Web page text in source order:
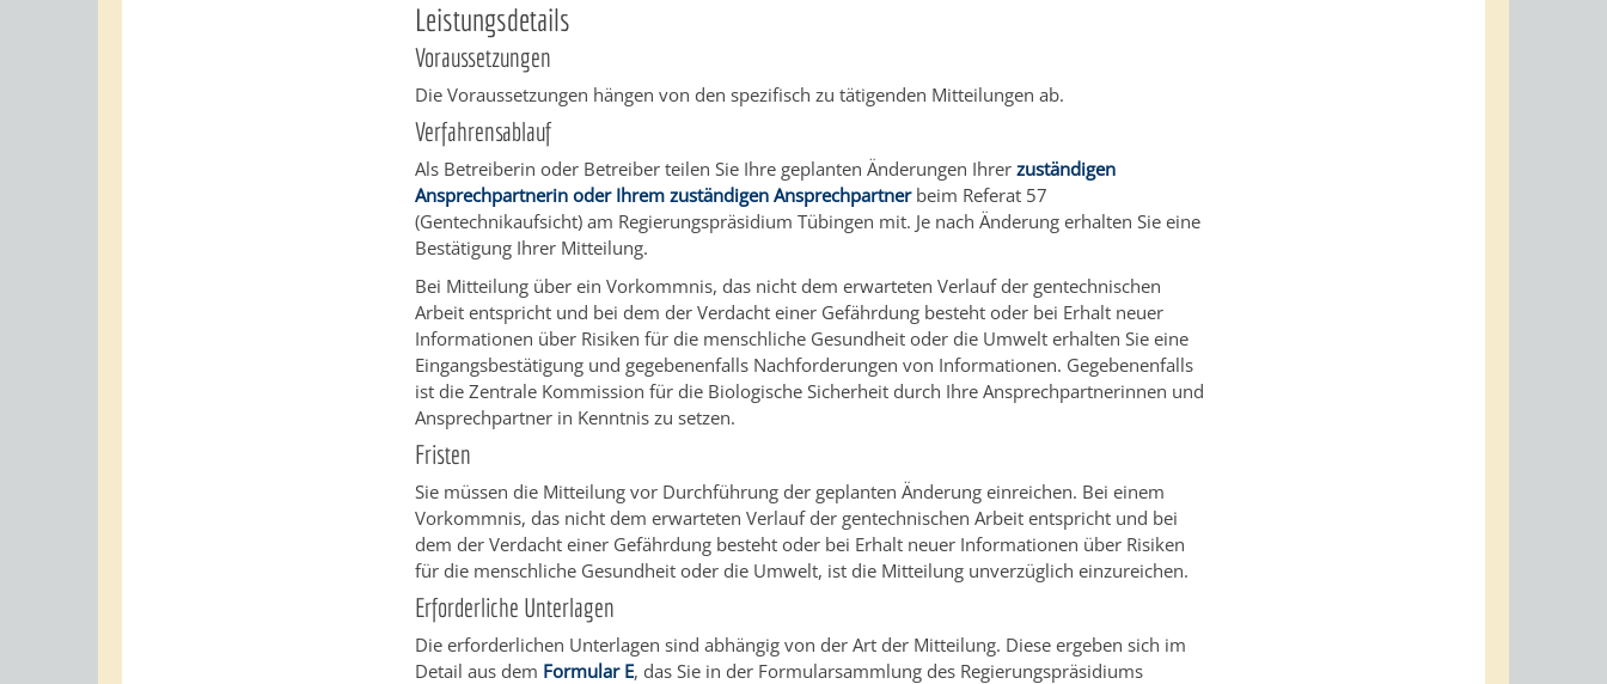
Leistungsdetails
Voraussetzungen
Die Voraussetzungen hängen von den spezifisch zu tätigenden Mitteilungen ab.
Verfahrensablauf
Als Betreiberin oder Betreiber teilen Sie Ihre geplanten Änderungen Ihrerzuständigen
Ansprechpartnerin oder Ihrem zuständigen Ansprechpartnerbeim Referat 57
(Gentechnikaufsicht) am Regierungspräsidium Tübingen mit. Je nach Änderung erhalten Sie eine
Bestätigung Ihrer Mitteilung.
Bei Mitteilung über ein Vorkommnis, das nicht dem erwarteten Verlauf der gentechnischen
Arbeit entspricht und bei dem der Verdacht einer Gefährdung besteht oder bei Erhalt neuer
Informationen über Risiken für die menschliche Gesundheit oder die Umwelt erhalten Sie eine
Eingangsbestätigung und gegebenenfalls Nachforderungen von Informationen. Gegebenenfalls
ist die Zentrale Kommission für die Biologische Sicherheit durch Ihre Ansprechpartnerinnen und
Ansprechpartner in Kenntnis zu setzen.
Fristen
Sie müssen die Mitteilung vor Durchführung der geplanten Änderung einreichen. Bei einem
Vorkommnis, das nicht dem erwarteten Verlauf der gentechnischen Arbeit entspricht und bei
dem der Verdacht einer Gefährdung besteht oder bei Erhalt neuer Informationen über Risiken
für die menschliche Gesundheit oder die Umwelt, ist die Mitteilung unverzüglich einzureichen.
Erforderliche Unterlagen
Die erforderlichen Unterlagen sind abhängig von der Art der Mitteilung. Diese ergeben sich im
Detail aus dem Formular E, das Sie in der Formularsammlung des Regierungspräsidiums